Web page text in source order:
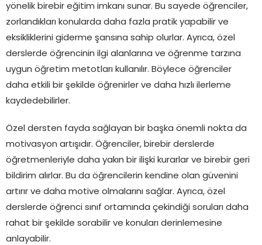
yönelik birebir eğitim imkanı sunar. Bu sayede öğrenciler,
zorlandıkları konularda daha fazla pratik yapabilir ve
eksikliklerini giderme şansına sahip olurlar. Ayrıca, özel
derslerde öğrencinin ilgi alanlarına ve öğrenme tarzına
uygun öğretim metotları kullanılır. Böylece öğrenciler
daha etkili bir şekilde öğrenirler ve daha hızlı ilerleme
kaydedebilirler.
Özel dersten fayda sağlayan bir başka önemli nokta da
motivasyon artışıdır. Öğrenciler, birebir derslerde
öğretmenleriyle daha yakın bir ilişki kurarlar ve birebir geri
bildirim alırlar. Bu da öğrencilerin kendine olan güvenini
artırır ve daha motive olmalarını sağlar. Ayrıca, özel
derslerde öğrenci sınıf ortamında çekindiği soruları daha
rahat bir şekilde sorabilir ve konuları derinlemesine
anlayabilir.